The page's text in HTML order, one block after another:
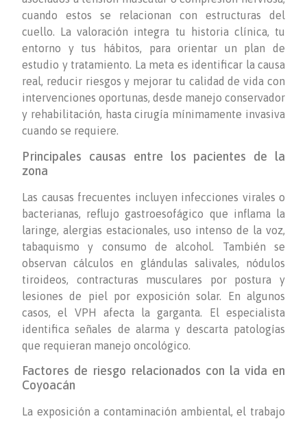
cuando estos se relacionan con estructuras del
cuello. La valoración integra tu historia clínica, tu
entorno y tus hábitos, para orientar un plan de
estudio y tratamiento. La meta es identificar la causa
real, reducir riesgos y mejorar tu calidad de vida con
intervenciones oportunas, desde manejo conservador
y rehabilitación, hasta cirugía mínimamente invasiva
cuando se requiere.
Principales causas entre los pacientes de la
zona
Las causas frecuentes incluyen infecciones virales o
bacterianas, reflujo gastroesofágico que inflama la
laringe, alergias estacionales, uso intenso de la voz,
tabaquismo y consumo de alcohol. También se
observan cálculos en glándulas salivales, nódulos
tiroideos, contracturas musculares por postura y
lesiones de piel por exposición solar. En algunos
casos, el VPH afecta la garganta. El especialista
identifica señales de alarma y descarta patologías
que requieran manejo oncológico.
Factores de riesgo relacionados con la vida en
Coyoacán
La exposición a contaminación ambiental, el trabajo